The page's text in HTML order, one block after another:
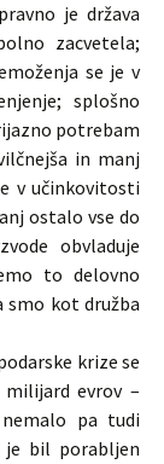
je država
zacvetela;
se je v
splošno
potrebam
in manj
v učinkovitosti
ostalo vse do
obvladuje
to delovno
smo kot družba
krize se
evrov –
pa tudi
bil porabljen